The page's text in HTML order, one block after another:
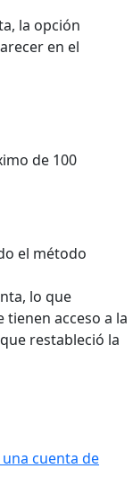
la opción
en el
de 100
el método
lo que
acceso a la
restableció la
cuenta de